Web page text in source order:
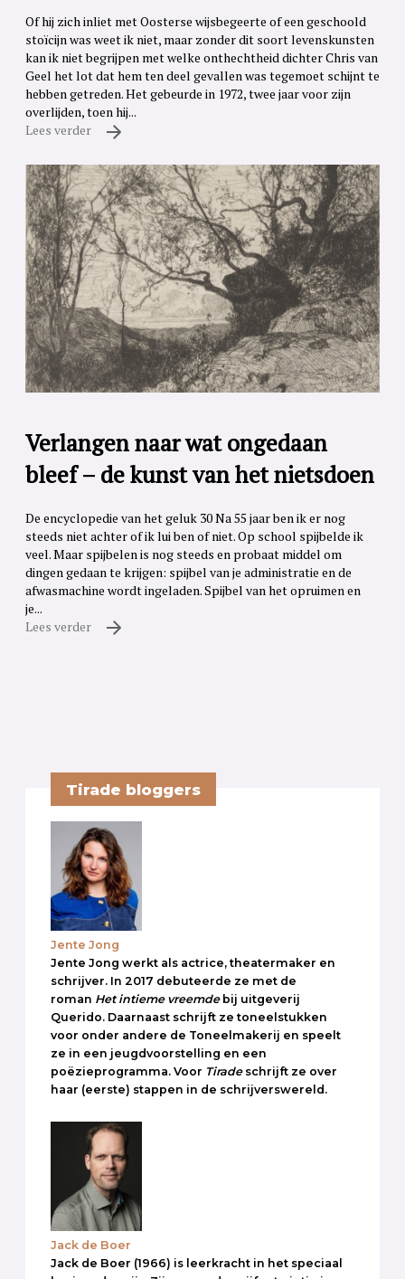
Of hij zich inliet met Oosterse wijsbegeerte of een geschoold
stoïcijn was weet ik niet, maar zonder dit soort levenskunsten
kan ik niet begrijpen met welke onthechtheid dichter Chris van
Geel het lot dat hem ten deel gevallen was tegemoet schijnt te
hebben getreden. Het gebeurde in 1972, twee jaar voor zijn
overlijden, toen hij...
Lees verder
Verlangen naar wat ongedaan
bleef – de kunst van het nietsdoen
De encyclopedie van het geluk 30 Na 55 jaar ben ik er nog
steeds niet achter of ik lui ben of niet. Op school spijbelde ik
veel. Maar spijbelen is nog steeds en probaat middel om
dingen gedaan te krijgen: spijbel van je administratie en de
afwasmachine wordt ingeladen. Spijbel van het opruimen en
je...
Lees verder
Tirade bloggers
Jente Jong
Jente Jong werkt als actrice, theatermaker en
schrijver. In 2017 debuteerde ze met de
roman Het intieme vreemdebij uitgeverij
Querido. Daarnaast schrijft ze toneelstukken
voor onder andere de Toneelmakerij en speelt
ze in een jeugdvoorstelling en een
poëzieprogramma. Voor Tiradeschrijft ze over
haar (eerste) stappen in de schrijverswereld.
Jack de Boer
Jack de Boer (1966) is leerkracht in het speciaal